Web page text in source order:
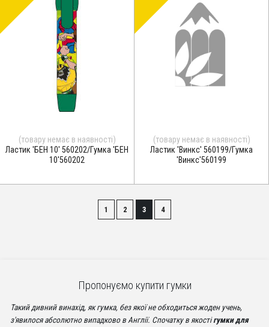
(товару немає в наявності)
Ластик 'БЕН 10' 560202/Гумка 'БЕН
10'560202
(товару немає в наявності)
Ластик 'Винкс' 560199/Гумка
'Винкс'560199
1 2 3 4
Пропонуємо купити гумки
Такий дивний винахід, як гумка, без якої не обходиться жоден учень,
з'явилося абсолютно випадково в Англії. Спочатку в якостігумки для